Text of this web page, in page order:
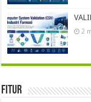
2
Fitur